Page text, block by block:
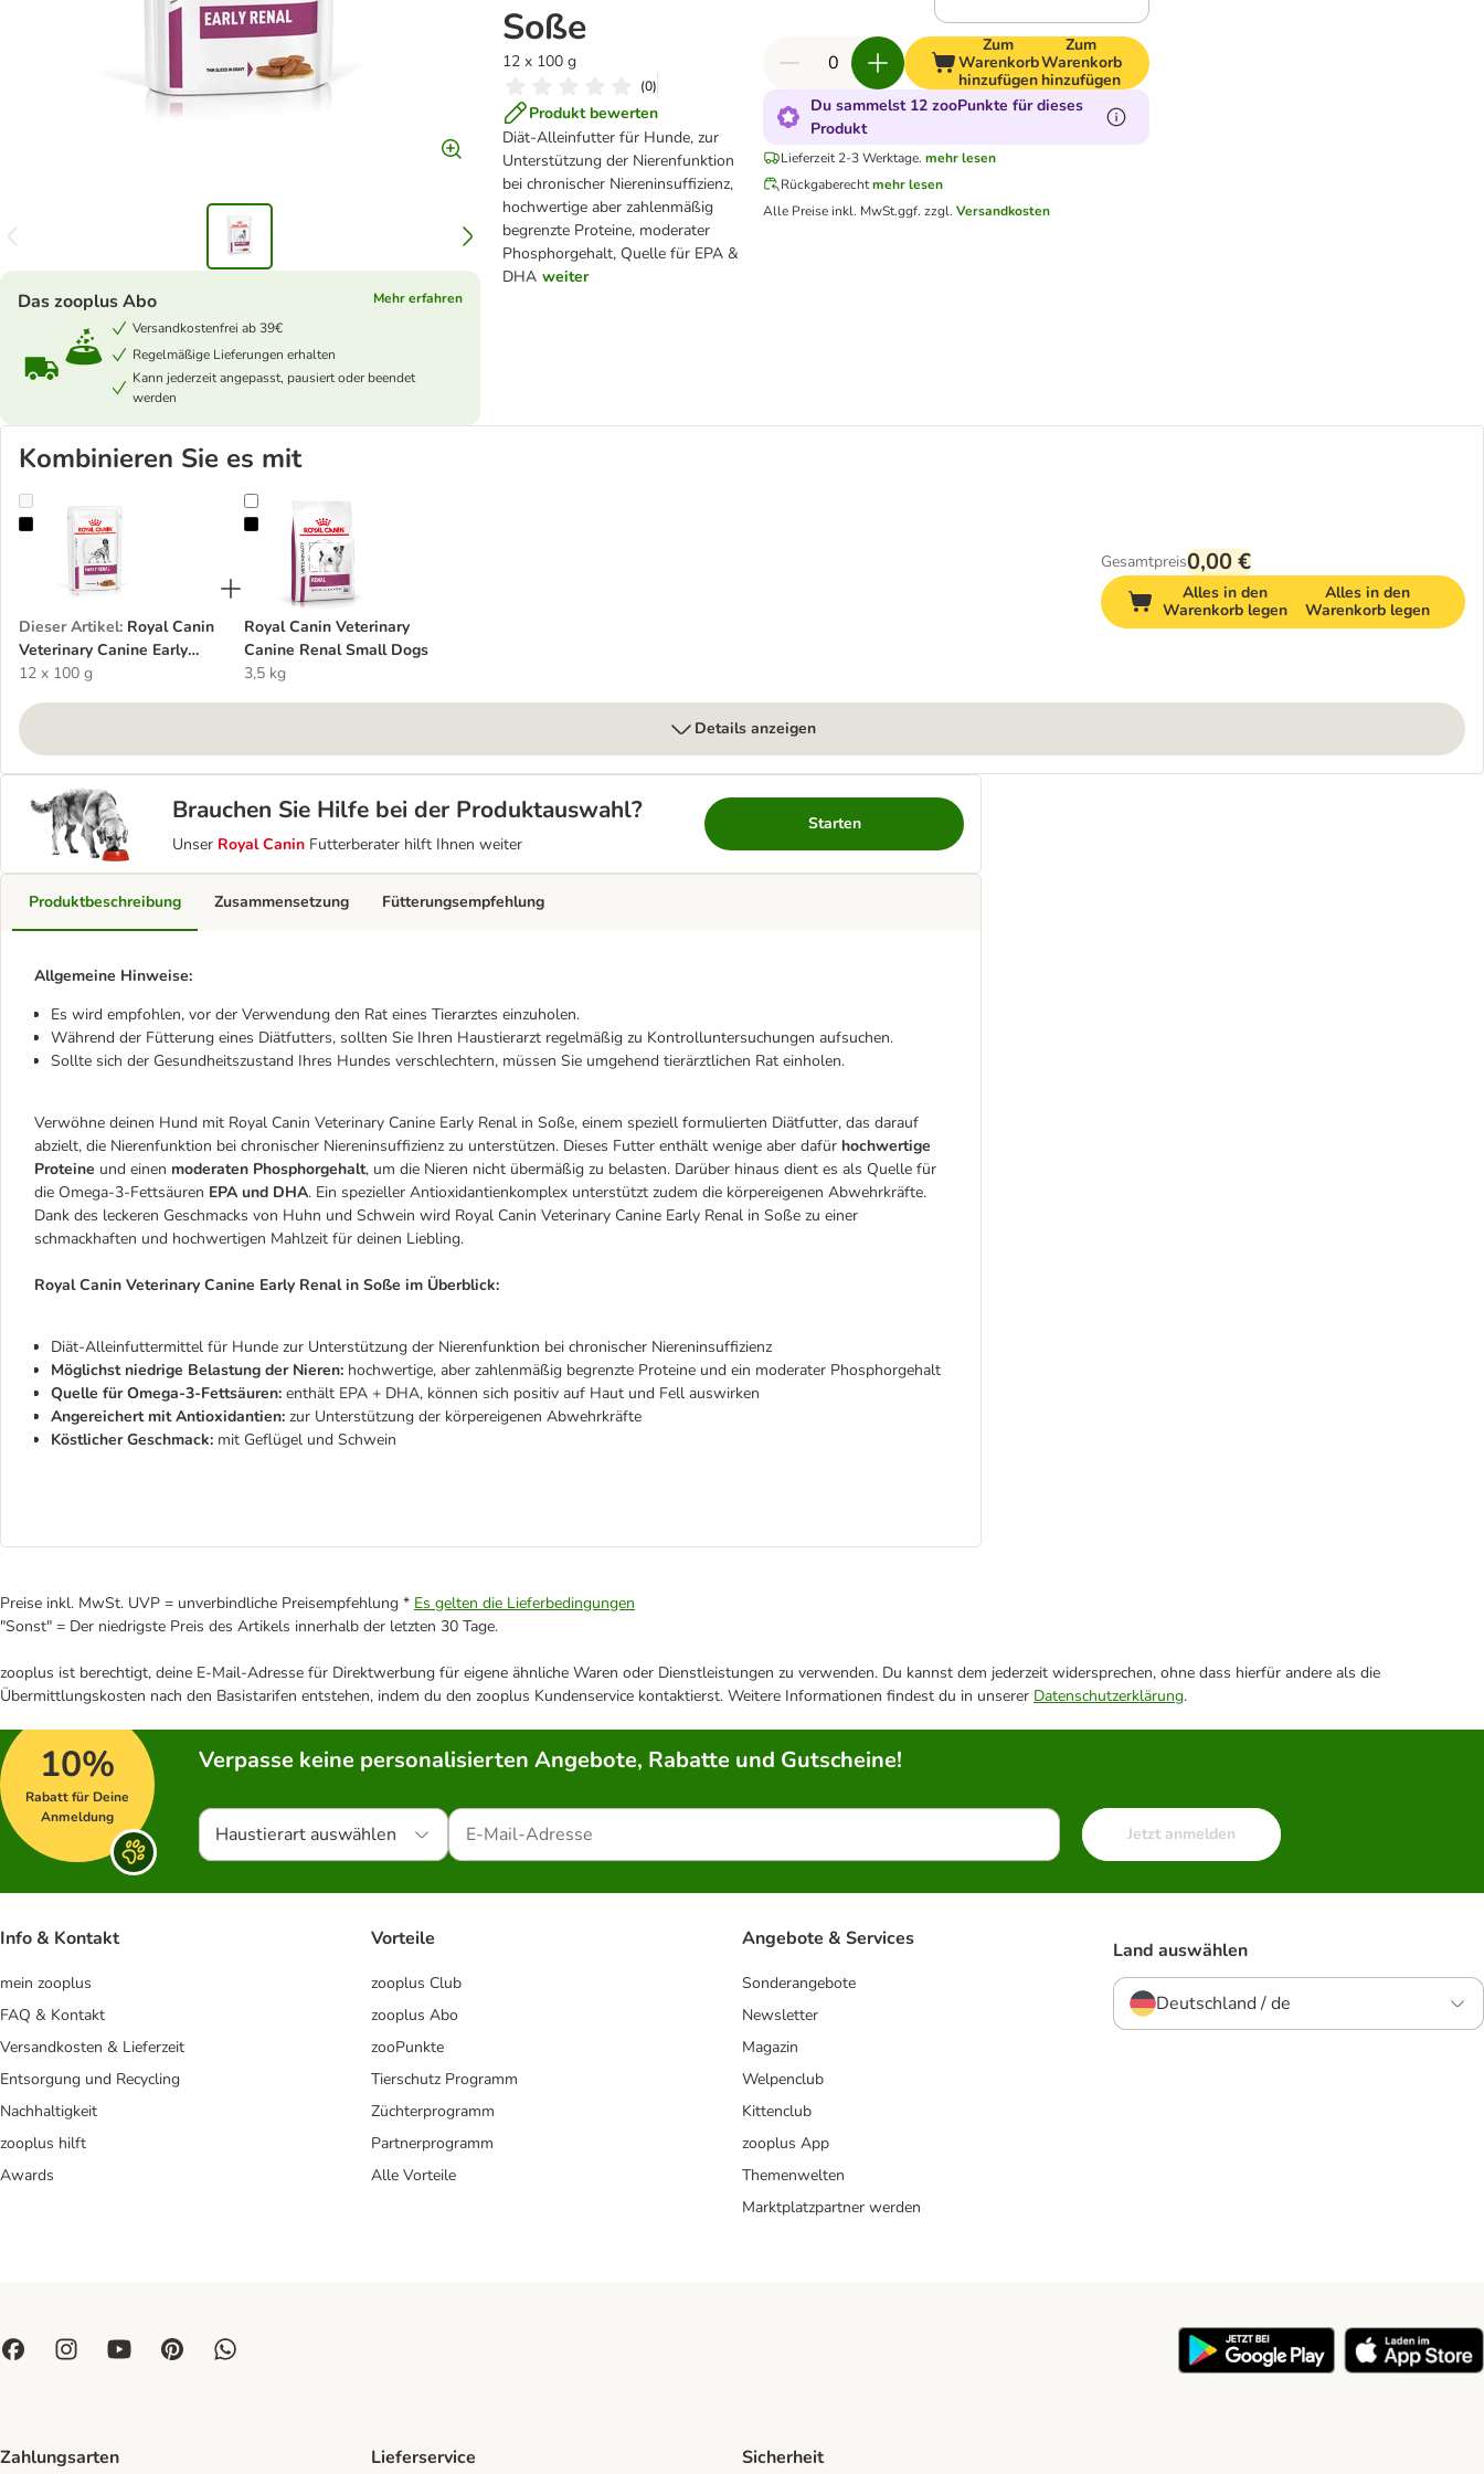
Soße
12 x 100 g
(0)
Produkt bewerten
Diät-Alleinfutter für Hunde, zur
Unterstützung der Nierenfunktion
bei chronischer Niereninsuffizienz,
hochwertige aber zahlenmäßig
begrenzte Proteine, moderater
Phosphorgehalt, Quelle für EPA &
DHA weiter
Das zooplus Abo
Mehr erfahren
Versandkostenfrei ab 39€
Regelmäßige Lieferungen erhalten
Kann jederzeit angepasst, pausiert oder beendet
werden
Zum
Warenkorb
hinzufügen
Zum
Warenkorb
hinzufügen
Du sammelst 12 zooPunkte für dieses
Produkt
Lieferzeit 2-3 Werktage. mehr lesen
Rückgaberecht mehr lesen
Alle Preise inkl. MwSt.ggf. zzgl. Versandkosten
Kombinieren Sie es mit
Royal Canin Veterinary Canine Early Renal in Soße
Dieser Artikel: Royal Canin
Veterinary Canine Early
Renal in Soße
12 x 100 g
Royal Canin Veterinary Canine Renal Small Dogs
Royal Canin Veterinary
Canine Renal Small Dogs
3,5 kg
Gesamtpreis0,00 €
Alles in den
Warenkorb legen
Alles in den
Warenkorb legen
Details anzeigen
Brauchen Sie Hilfe bei der Produktauswahl?
Unser Royal Canin Futterberater hilft Ihnen weiter
Starten
Produktbeschreibung
Allgemeine Hinweise:
Es wird empfohlen, vor der Verwendung den Rat eines Tierarztes einzuholen.
Während der Fütterung eines Diätfutters, sollten Sie Ihren Haustierarzt regelmäßig zu Kontrolluntersuchungen aufsuchen.
Sollte sich der Gesundheitszustand Ihres Hundes verschlechtern, müssen Sie umgehend tierärztlichen Rat einholen.
Verwöhne deinen Hund mit Royal Canin Veterinary Canine Early Renal in Soße, einem speziell formulierten Diätfutter, das darauf
abzielt, die Nierenfunktion bei chronischer Niereninsuffizienz zu unterstützen. Dieses Futter enthält wenige aber dafür hochwertige
Proteine und einen moderaten Phosphorgehalt, um die Nieren nicht übermäßig zu belasten. Darüber hinaus dient es als Quelle für
die Omega-3-Fettsäuren EPA und DHA. Ein spezieller Antioxidantienkomplex unterstützt zudem die körpereigenen Abwehrkräfte.
Dank des leckeren Geschmacks von Huhn und Schwein wird Royal Canin Veterinary Canine Early Renal in Soße zu einer
schmackhaften und hochwertigen Mahlzeit für deinen Liebling.
Royal Canin Veterinary Canine Early Renal in Soße im Überblick:
Diät-Alleinfuttermittel für Hunde zur Unterstützung der Nierenfunktion bei chronischer Niereninsuffizienz
Möglichst niedrige Belastung der Nieren: hochwertige, aber zahlenmäßig begrenzte Proteine und ein moderater Phosphorgehalt
Quelle für Omega-3-Fettsäuren: enthält EPA + DHA, können sich positiv auf Haut und Fell auswirken
Angereichert mit Antioxidantien: zur Unterstützung der körpereigenen Abwehrkräfte
Köstlicher Geschmack: mit Geflügel und Schwein
Zusammensetzung Fütterungsempfehlung
Preise inkl. MwSt. UVP = unverbindliche Preisempfehlung * Es gelten die Lieferbedingungen
"Sonst" = Der niedrigste Preis des Artikels innerhalb der letzten 30 Tage.
zooplus ist berechtigt, deine E-Mail-Adresse für Direktwerbung für eigene ähnliche Waren oder Dienstleistungen zu verwenden. Du kannst dem jederzeit widersprechen, ohne dass hierfür andere als die
Übermittlungskosten nach den Basistarifen entstehen, indem du den zooplus Kundenservice kontaktierst. Weitere Informationen findest du in unserer Datenschutzerklärung.
10%
Rabatt für Deine
Anmeldung
Verpasse keine personalisierten Angebote, Rabatte und Gutscheine!
Haustierart auswählen Jetzt anmelden
Info & Kontakt
mein zooplus
FAQ & Kontakt
Versandkosten & Lieferzeit
Entsorgung und Recycling
Nachhaltigkeit
zooplus hilft
Awards
Vorteile
zooplus Club
zooplus Abo
zooPunkte
Tierschutz Programm
Züchterprogramm
Partnerprogramm
Alle Vorteile
Angebote & Services
Sonderangebote
Newsletter
Magazin
Welpenclub
Kittenclub
zooplus App
Themenwelten
Marktplatzpartner werden
Land auswählen
Deutschland / de
Zahlungsarten Lieferservice Sicherheit